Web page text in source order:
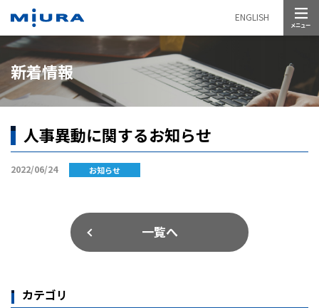
ENGLISH
新着情報
人事異動に関するお知らせ
2022/06/24 お知らせ
一覧へ
カテゴリ